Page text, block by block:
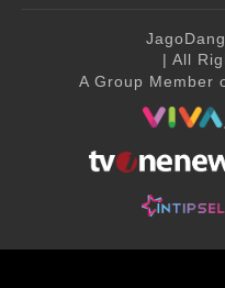
| All
A Group Member